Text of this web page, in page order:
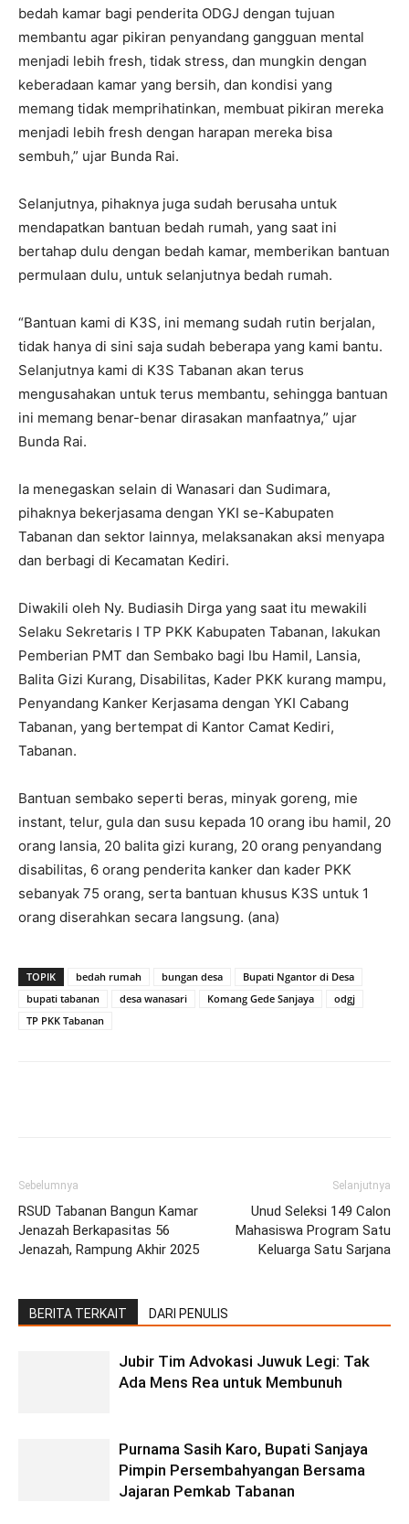
bedah kamar bagi penderita ODGJ dengan tujuan
membantu agar pikiran penyandang gangguan mental
menjadi lebih fresh, tidak stress, dan mungkin dengan
keberadaan kamar yang bersih, dan kondisi yang
memang tidak memprihatinkan, membuat pikiran mereka
menjadi lebih fresh dengan harapan mereka bisa
sembuh,” ujar Bunda Rai.
Selanjutnya, pihaknya juga sudah berusaha untuk
mendapatkan bantuan bedah rumah, yang saat ini
bertahap dulu dengan bedah kamar, memberikan bantuan
permulaan dulu, untuk selanjutnya bedah rumah.
“Bantuan kami di K3S, ini memang sudah rutin berjalan,
tidak hanya di sini saja sudah beberapa yang kami bantu.
Selanjutnya kami di K3S Tabanan akan terus
mengusahakan untuk terus membantu, sehingga bantuan
ini memang benar-benar dirasakan manfaatnya,” ujar
Bunda Rai.
Ia menegaskan selain di Wanasari dan Sudimara,
pihaknya bekerjasama dengan YKI se-Kabupaten
Tabanan dan sektor lainnya, melaksanakan aksi menyapa
dan berbagi di Kecamatan Kediri.
Diwakili oleh Ny. Budiasih Dirga yang saat itu mewakili
Selaku Sekretaris I TP PKK Kabupaten Tabanan, lakukan
Pemberian PMT dan Sembako bagi Ibu Hamil, Lansia,
Balita Gizi Kurang, Disabilitas, Kader PKK kurang mampu,
Penyandang Kanker Kerjasama dengan YKI Cabang
Tabanan, yang bertempat di Kantor Camat Kediri,
Tabanan.
Bantuan sembako seperti beras, minyak goreng, mie
instant, telur, gula dan susu kepada 10 orang ibu hamil, 20
orang lansia, 20 balita gizi kurang, 20 orang penyandang
disabilitas, 6 orang penderita kanker dan kader PKK
sebanyak 75 orang, serta bantuan khusus K3S untuk 1
orang diserahkan secara langsung. (ana)
TOPIK bedah rumah bungan desa
Bupati Ngantor di Desa
bupati tabanan
desa wanasari Komang Gede Sanjaya
odgj
TP PKK Tabanan
Sebelumnya
RSUD Tabanan Bangun Kamar
Jenazah Berkapasitas 56
Jenazah, Rampung Akhir 2025
Selanjutnya
Unud Seleksi 149 Calon
Mahasiswa Program Satu
Keluarga Satu Sarjana
BERITA TERKAIT DARI PENULIS
Jubir Tim Advokasi Juwuk Legi: Tak
Ada Mens Rea untuk Membunuh
Purnama Sasih Karo, Bupati Sanjaya
Pimpin Persembahyangan Bersama
Jajaran Pemkab Tabanan